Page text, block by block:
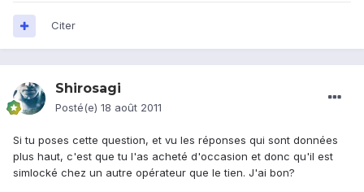
Citer
Shirosagi
Posté(e) 18 août 2011
Si tu poses cette question, et vu les réponses qui sont données
plus haut, c'est que tu l'as acheté d'occasion et donc qu'il est
simlocké chez un autre opérateur que le tien. J'ai bon?